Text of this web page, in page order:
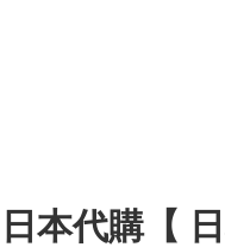
日本代購【